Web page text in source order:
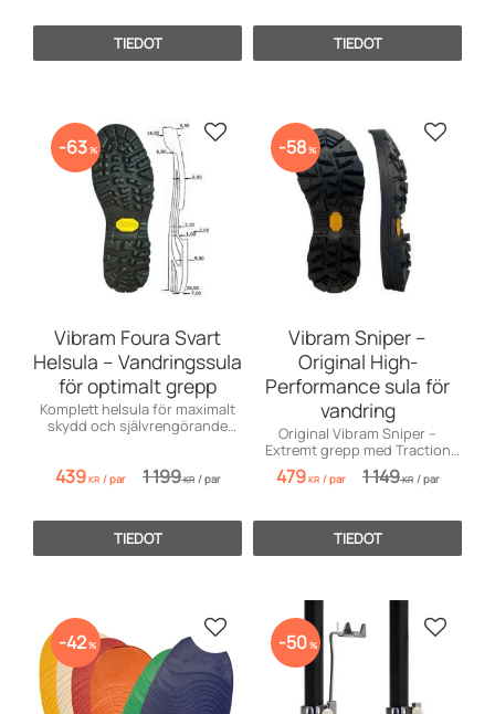
ytterkläder, väskor och båtkap
TIEDOT
båttillämpning
TIEDOT
Vibram Foura Svart
Helsula – Vandringssula
för optimalt grepp
Komplett helsula för maximalt
skydd och självrengörande
komfort och säkerhet i varje
439KR /par 1 199KR /par
63% Lisää suosikiksi
TIEDOT
Vibram Sniper –
Original High-
Performance sula för
vandring
Original Vibram Sniper –
Extremt grepp med Traction
Lug™ för vandring i tuff och
våt terräng.
479KR /par 1 149KR /par
58% Lisää
TIEDOT
42% Lisää suosikiksi
50% Lisää